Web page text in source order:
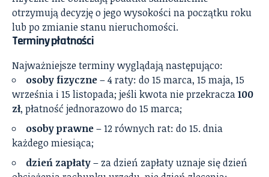
otrzymują decyzję o jego wysokości na początku roku
lub po zmianie stanu nieruchomości.
Terminy płatności
Najważniejsze terminy wyglądają następująco:
osoby fizyczne– 4 raty: do 15 marca, 15 maja, 15
września i 15 listopada; jeśli kwota nie przekracza100
zł, płatność jednorazowo do 15 marca;
osoby prawne– 12 równych rat: do 15. dnia
każdego miesiąca;
dzień zapłaty– za dzień zapłaty uznaje się dzień